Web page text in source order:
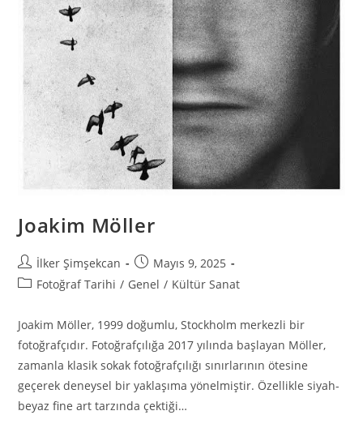
Joakim Möller
İlker Şimşekcan
Mayıs 9, 2025
Fotoğraf Tarihi / Genel / Kültür Sanat
Joakim Möller, 1999 doğumlu, Stockholm merkezli bir
fotoğrafçıdır. Fotoğrafçılığa 2017 yılında başlayan Möller,
zamanla klasik sokak fotoğrafçılığı sınırlarının ötesine
geçerek deneysel bir yaklaşıma yönelmiştir. Özellikle siyah-
beyaz fine art tarzında çektiği…